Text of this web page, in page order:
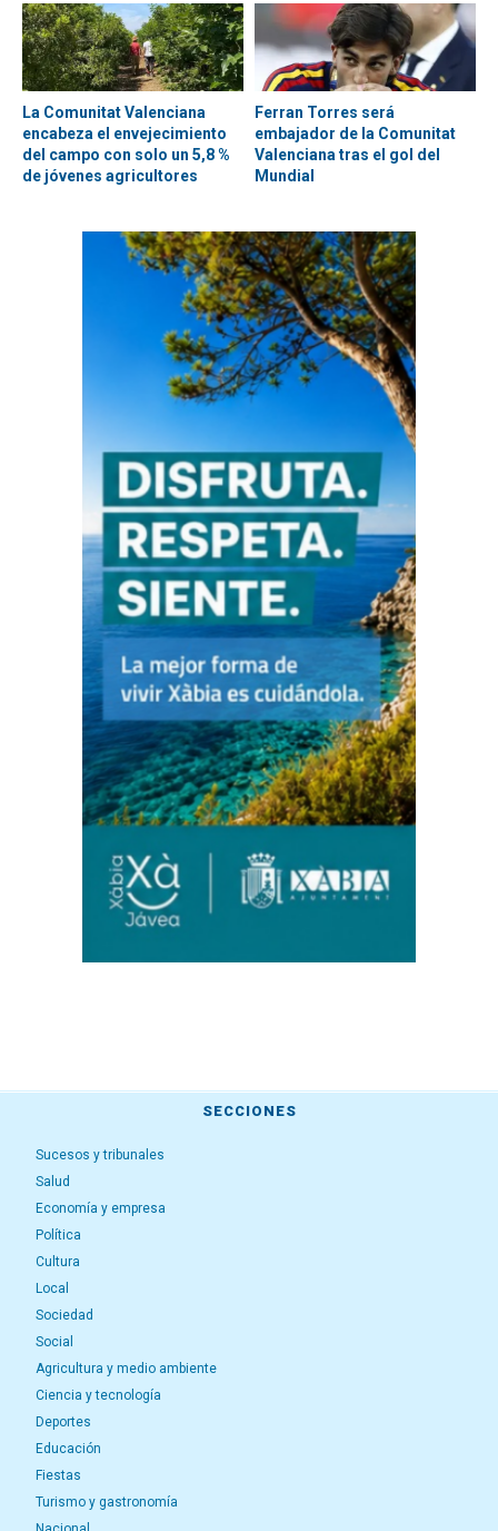
La Comunitat Valenciana
encabeza el envejecimiento
del campo con solo un 5,8 %
de jóvenes agricultores
Ferran Torres será
embajador de la Comunitat
Valenciana tras el gol del
Mundial
SECCIONES
Sucesos y tribunales
Salud
Economía y empresa
Política
Cultura
Local
Sociedad
Social
Agricultura y medio ambiente
Ciencia y tecnología
Deportes
Educación
Fiestas
Turismo y gastronomía